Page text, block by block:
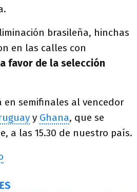
brasileña, hinchas
en las calles con
favor de la selección
semifinales al vencedor
y Ghana, que se
a las 15.30 de nuestro país.